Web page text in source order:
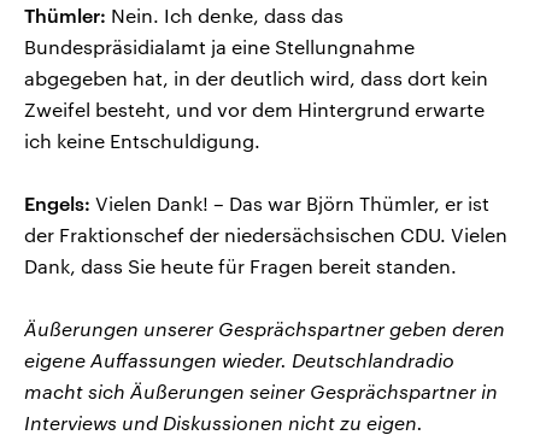
Thümler: Nein. Ich denke, dass das
Bundespräsidialamt ja eine Stellungnahme
abgegeben hat, in der deutlich wird, dass dort kein
Zweifel besteht, und vor dem Hintergrund erwarte
ich keine Entschuldigung.
Engels: Vielen Dank! – Das war Björn Thümler, er ist
der Fraktionschef der niedersächsischen CDU. Vielen
Dank, dass Sie heute für Fragen bereit standen.
Äußerungen unserer Gesprächspartner geben deren
eigene Auffassungen wieder. Deutschlandradio
macht sich Äußerungen seiner Gesprächspartner in
Interviews und Diskussionen nicht zu eigen.